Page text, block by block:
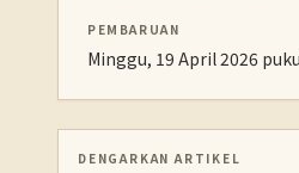
PEMBARUAN
Minggu, 19 April 2026
DENGARKAN ARTIKEL